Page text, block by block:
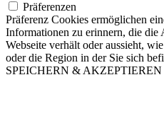
Präferenzen
Präferenz Cookies ermöglichen
Informationen zu erinnern, die die
Webseite verhält oder aussieht,
oder die Region in der Sie sich
SPEICHERN & AKZEPTIEREN